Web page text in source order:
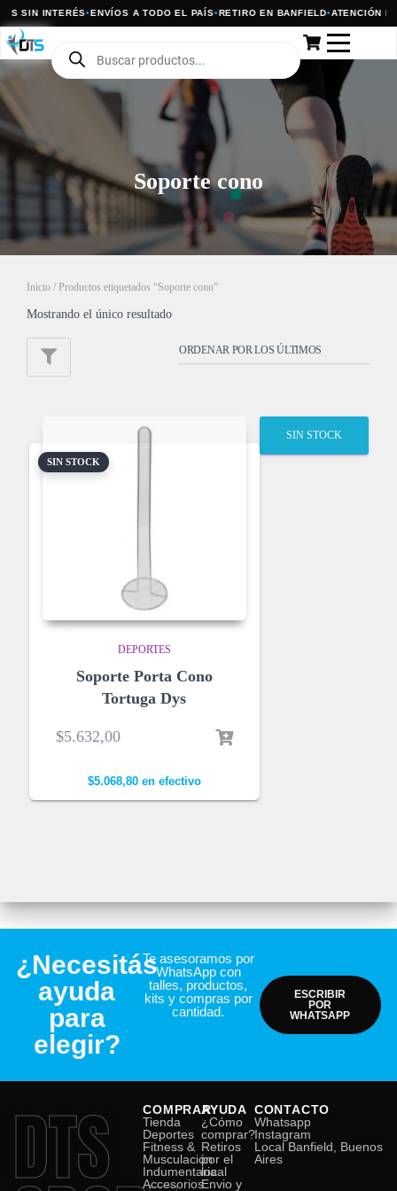
SIN INTERÉS•ENVÍOS A TODO EL PAÍS•RETIRO EN BANFIELD•ATENCIÓN
Soporte cono
Inicio / Productos etiquetados “Soporte cono”
Mostrando el único resultado
SIN STOCK
DEPORTES
Soporte Porta Cono
Tortuga Dys
$5.632,00
$5.068,80en efectivo
SIN STOCK
¿Necesitás
ayuda
para
elegir?
Te asesoramos por
WhatsApp con
talles, productos,
kits y compras por
cantidad.
ESCRIBIR
POR
WHATSAPP
DTS
COMPRAR
Tienda
Deportes
Fitness &
Musculación
Indumentaria
Accesorios
AYUDA
¿Cómo
comprar?
Retiros
por el
local
Envio y
CONTACTO
Whatsapp
Instagram
Local Banfield, Buenos
Aires